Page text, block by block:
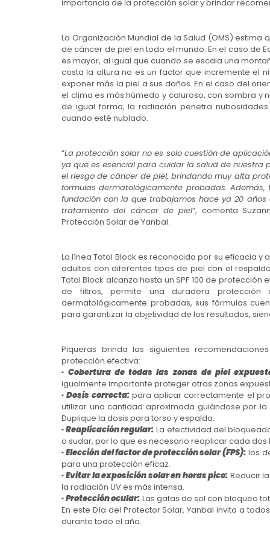
importancia de la protección solar y brindar
La Organización Mundial de la Salud (OMS)
de cáncer de piel en todo el mundo. En el caso de
es mayor, al igual que cuando se escala una
costa la altura no es un factor que incremente el
exponer más la piel a sus daños. En el caso del
el clima es más húmedo y caluroso, con sombra y
de igual forma, la radiación penetra
cuando esté nublado.
“La protección solar no es solo cuestión de
ya que es esencial para cuidar la salud de nuestra
el riesgo de cáncer de piel, brindando muy alta
formulas dermatológicamente probadas.
fundación con la que trabajamos hace ya 20
tratamiento del cáncer de piel”, comenta
Protección Solar de Yanbal.
La línea Total Block es reconocida por su eficacia
adultos con diferentes tipos de piel con el
Total Block alcanza hasta un SPF 100 de
de filtros, permite una duradera
dermatológicamente probadas, sus fórmulas
para garantizar la objetividad de los resultados,
Piqueras brinda las siguientes
protección efectiva:
· Cobertura de todas las zonas de piel
igualmente importante proteger otras zonas
· Dosis correcta:para aplicar correctamente el
utilizar una cantidad aproximada guiándose por
Duplique la dosis para torso y espalda.
· Reaplicación regular: La efectividad del
o sudar, por lo que es necesario reaplicar cada
· Elección del factor de protección solar (FPS): los
para una protección eficaz.
· Evitar la exposición solar en horas pico: Reducir
la radiación UV es más intensa.
· Protección ocular: Las gafas de sol con bloqueo
En este Día del Protector Solar, Yanbal invita a
durante todo el año.